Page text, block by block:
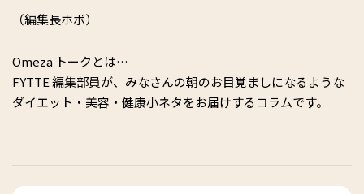
（編集長ホボ）
Omeza トークとは…
FYTTE 編集部員が、みなさんの朝のお目覚ましになるような
ダイエット・美容・健康小ネタをお届けするコラムです。